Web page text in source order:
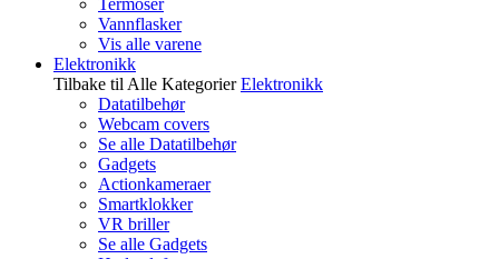
Termoser
Vannflasker
Vis alle varene
Elektronikk
Tilbake til Alle Kategorier Elektronikk
Datatilbehør
Webcam covers
Se alle Datatilbehør
Gadgets
Actionkameraer
Smartklokker
VR briller
Se alle Gadgets